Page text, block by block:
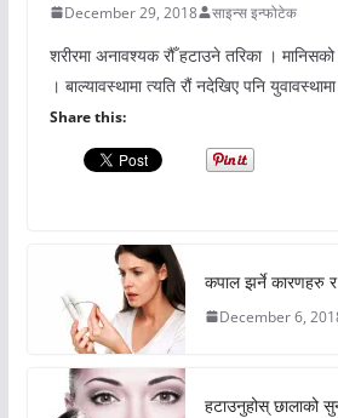
December 29, 2018 साइन्स इन्फोटेक
शरीरमा अनावश्यक रौँ हटाउने तरिका । मानिसको
। बाल्यावस्थामा त्यति रौं नदेखिए पनि युवावस्थामा
Share this:
कपाल झर्ने कारणहरु
December 6,
हटाउनुहोस् छालाको